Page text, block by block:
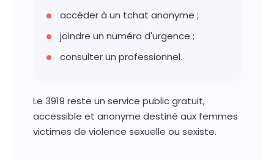
accéder à un tchat anonyme ;
joindre un numéro d'urgence ;
consulter un professionnel.
Le 3919 reste un service public gratuit,
accessible et anonyme destiné aux femmes
victimes de violence sexuelle ou sexiste.